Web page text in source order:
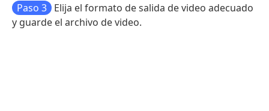
Paso 3 Elija el formato de salida de video adecuado
y guarde el archivo de video.